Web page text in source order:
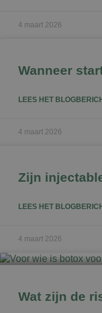
4 maart 2026
Wanneer
LEES HET
4 maart 2026
Zijn
LEES HET
4 maart 2026
Wat zijn de